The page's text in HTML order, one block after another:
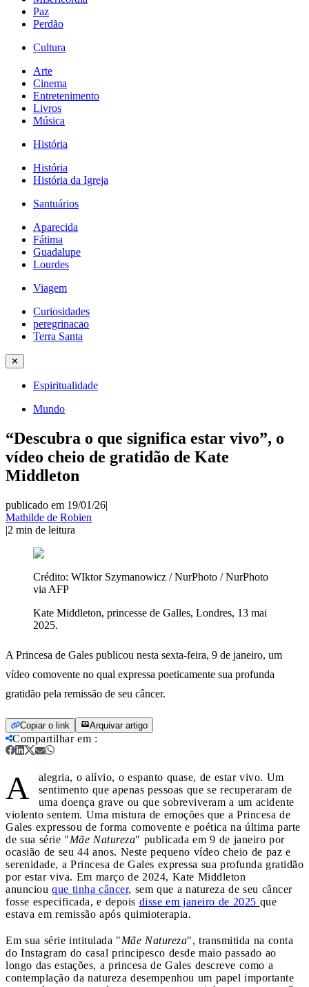
Paz
Perdão
Cultura
Arte
Cinema
Entretenimento
Livros
Música
História
História
História da Igreja
Santuários
Aparecida
Fátima
Guadalupe
Lourdes
Viagem
Curiosidades
peregrinacao
Terra Santa
✕
Espiritualidade
Mundo
“Descubra o que significa estar vivo”, o
vídeo cheio de gratidão de Kate
Middleton
publicado em 19/01/26|
Mathilde de Robien
|2 min de leitura
Crédito: WIktor Szymanowicz / NurPhoto / NurPhoto
via AFP
Kate Middleton, princesse de Galles, Londres, 13 mai
2025.
A Princesa de Gales publicou nesta sexta-feira, 9 de janeiro, um
vídeo comovente no qual expressa poeticamente sua profunda
gratidão pela remissão de seu câncer.
Copiar o link Arquivar artigo
Compartilhar em :
A
alegria, o alívio, o espanto quase, de estar vivo. Um
sentimento que apenas pessoas que se recuperaram de
uma doença grave ou que sobreviveram a um acidente
violento sentem. Uma mistura de emoções que a Princesa de
Gales expressou de forma comovente e poética na última parte
de sua série "Mãe Natureza" publicada em 9 de janeiro por
ocasião de seu 44 anos. Neste pequeno vídeo cheio de paz e
serenidade, a Princesa de Gales expressa sua profunda gratidão
por estar viva. Em março de 2024, Kate Middleton
anunciou que tinha câncer, sem que a natureza de seu câncer
fosse especificada, e depois disse em janeiro de 2025 que
estava em remissão após quimioterapia.
Em sua série intitulada "Mãe Natureza", transmitida na conta
do Instagram do casal principesco desde maio passado ao
longo das estações, a princesa de Gales descreve como a
contemplação da natureza desempenhou um papel importante